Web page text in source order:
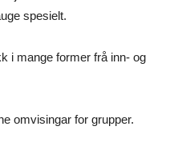
spesielt.
i mange former frå inn- og
omvisingar for grupper.